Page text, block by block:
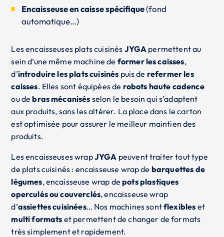
Encaisseuse en caisse spécifique(fond
automatique…)
Les encaisseuses plats cuisinés JYGA permettent au
sein d’une même machine de former les caisses,
d’introduire les plats cuisinés puis de refermer les
caisses. Elles sont équipées de robots haute cadence
ou debras mécanisés selon le besoin qui s’adaptent
aux produits, sans les altérer. La place dans le carton
est optimisée pour assurer le meilleur maintien des
produits.
Les encaisseuses wrapJYGA peuvent traiter tout type
de plats cuisinés : encaisseuse wrap de barquettes de
légumes, encaisseuse wrap depots plastiques
operculés ou couverclés, encaisseuse wrap
d’assiettes cuisinées… Nos machines sontflexibles et
multi formats et permettent de changer de formats
très simplement et rapidement.